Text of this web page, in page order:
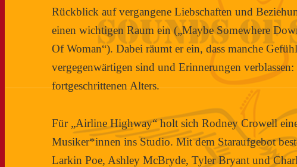
Rückblick auf vergangene Liebschaften und
einen wichtigen Raum ein („Maybe Somewhere
Of Woman“). Dabei räumt er ein, dass manche
vergegenwärtigen sind und Erinnerungen
fortgeschrittenen Alters.
Für „Airline Highway“ holt sich Rodney Crowell
Musiker*innen ins Studio. Mit dem Staraufgebot
Larkin Poe, Ashley McBryde, Tyler Bryant und